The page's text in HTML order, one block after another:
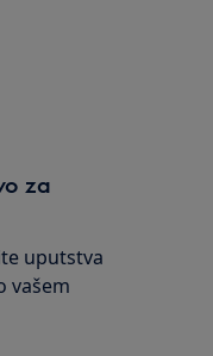
za
uputstva
vašem